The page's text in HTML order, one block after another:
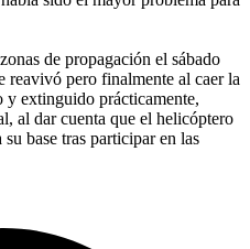
de propagación el sábado
reavivó pero finalmente al caer la
y extinguido prácticamente,
al dar cuenta que el helicóptero
base tras participar en las